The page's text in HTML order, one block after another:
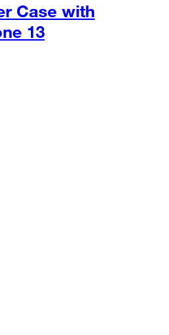
Case with
13